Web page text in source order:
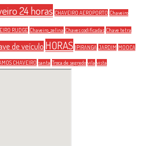
24 horas CHAVEIRO AEROPORTO Chaveiro
RUDGE Chaveiro_zelina Chaves codificadas Chave tetra
de veículo HORAS IPIRANGA JARDIM MOOCA
CHAVEIRO santa Troca de segredo vila vista